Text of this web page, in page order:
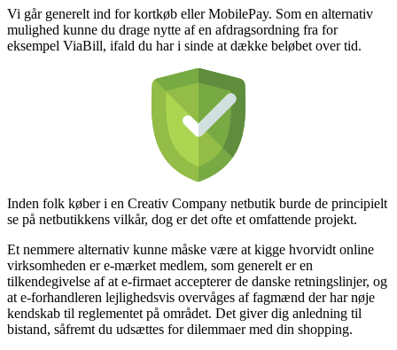
Vi går generelt ind for kortkøb eller MobilePay. Som en alternativ
mulighed kunne du drage nytte af en afdragsordning fra for
eksempel ViaBill, ifald du har i sinde at dække beløbet over tid.
Inden folk køber i en Creativ Company netbutik burde de principielt
se på netbutikkens vilkår, dog er det ofte et omfattende projekt.
Et nemmere alternativ kunne måske være at kigge hvorvidt online
virksomheden er e-mærket medlem, som generelt er en
tilkendegivelse af at e-firmaet accepterer de danske retningslinjer, og
at e-forhandleren lejlighedsvis overvåges af fagmænd der har nøje
kendskab til reglementet på området. Det giver dig anledning til
bistand, såfremt du udsættes for dilemmaer med din shopping.